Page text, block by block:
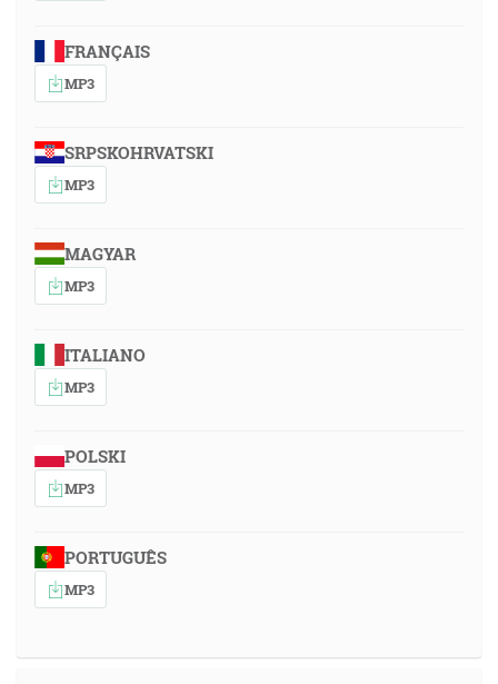
FRANÇAIS
MP3
SRPSKOHRVATSKI
MP3
MAGYAR
MP3
ITALIANO
MP3
POLSKI
MP3
PORTUGUÊS
MP3